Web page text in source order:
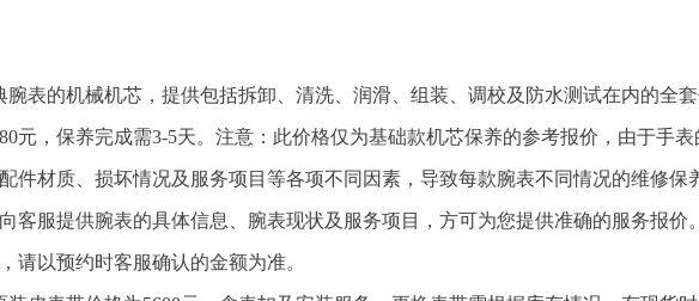
腕表的机械机芯，提供包括拆卸、清洗、润滑、组装、调校及防水测试在内的全
元，保养完成需3-5天。注意：此价格仅为基础款机芯保养的参考报价，由于手表
件材质、损坏情况及服务项目等各项不同因素，导致每款腕表不同情况的维修保
客服提供腕表的具体信息、腕表现状及服务项目，方可为您提供准确的服务报价
请以预约时客服确认的金额为准。